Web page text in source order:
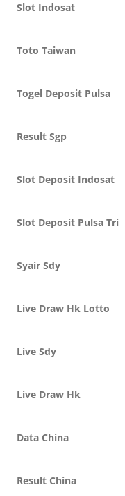
Slot Indosat
Toto Taiwan
Togel Deposit Pulsa
Result Sgp
Slot Deposit Indosat
Slot Deposit Pulsa Tri
Syair Sdy
Live Draw Hk Lotto
Live Sdy
Live Draw Hk
Data China
Result China